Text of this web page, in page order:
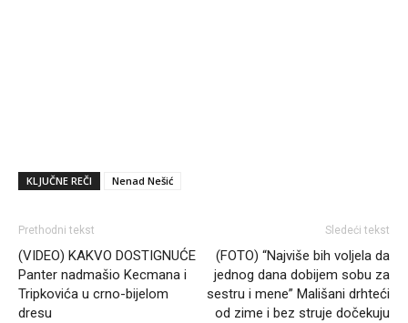
KLJUČNE REČI Nenad Nešić
Prethodni tekst
(VIDEO) KAKVO DOSTIGNUĆE
Panter nadmašio Kecmana i
Tripkovića u crno-bijelom
dresu
Sledeći tekst
(FOTO) “Najviše bih voljela da
jednog dana dobijem sobu za
sestru i mene” Mališani drhteći
od zime i bez struje dočekuju